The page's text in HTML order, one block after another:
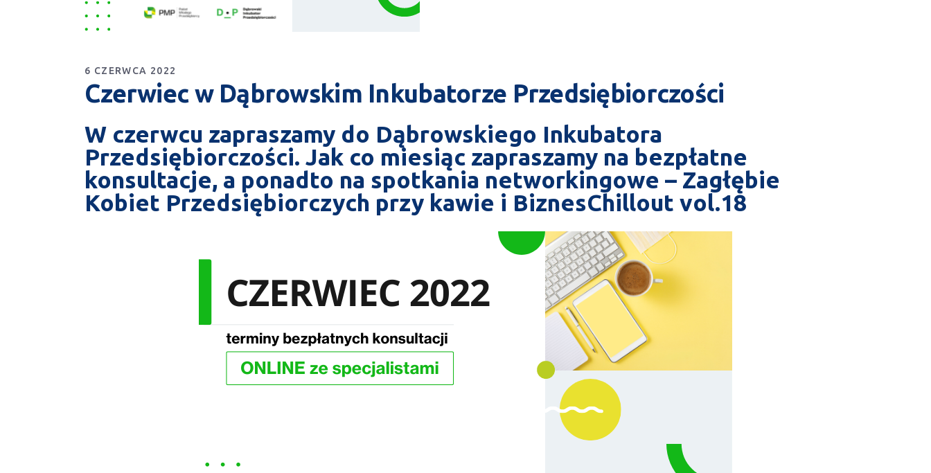
6 CZERWCA 2022
Czerwiec w Dąbrowskim Inkubatorze Przedsiębiorczości
W czerwcu zapraszamy do Dąbrowskiego Inkubatora
Przedsiębiorczości. Jak co miesiąc zapraszamy na bezpłatne
konsultacje, a ponadto na spotkania networkingowe – Zagłębie
Kobiet Przedsiębiorczych przy kawie i BiznesChillout vol.18